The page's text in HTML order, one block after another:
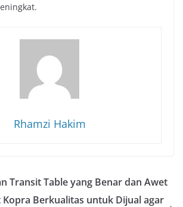
Rhamzi Hakim
Transit Table yang Benar dan Awet
Berkualitas untuk Dijual agar